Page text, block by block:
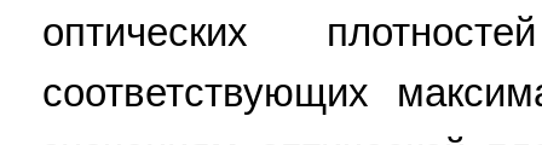
оптических
соответствующих